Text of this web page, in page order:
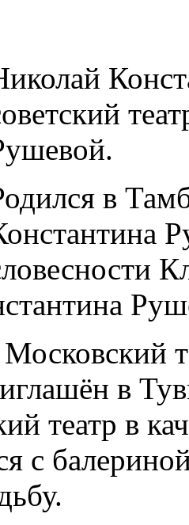
в
в
театр в
с